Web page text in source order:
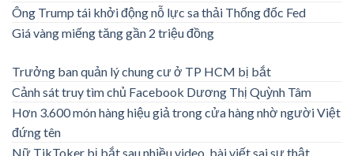
Ông Trump tái khởi động nỗ lực sa thải Thống đốc Fed
Giá vàng miếng tăng gần 2 triệu đồng
Trưởng ban quản lý chung cư ở TP HCM bị bắt
Cảnh sát truy tìm chủ Facebook Dương Thị Quỳnh Tâm
Hơn 3.600 món hàng hiệu giả trong cửa hàng nhờ người Việt
đứng tên
Nữ TikToker bị bắt sau nhiều video, bài viết sai sự thật